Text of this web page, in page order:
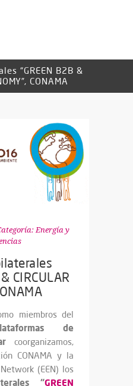
“GREEN B2B &
CONAMA
Energía y
CIRCULAR
miembros del
de
coorganizamos,
CONAMA y la
(EEN) los
“GREEN